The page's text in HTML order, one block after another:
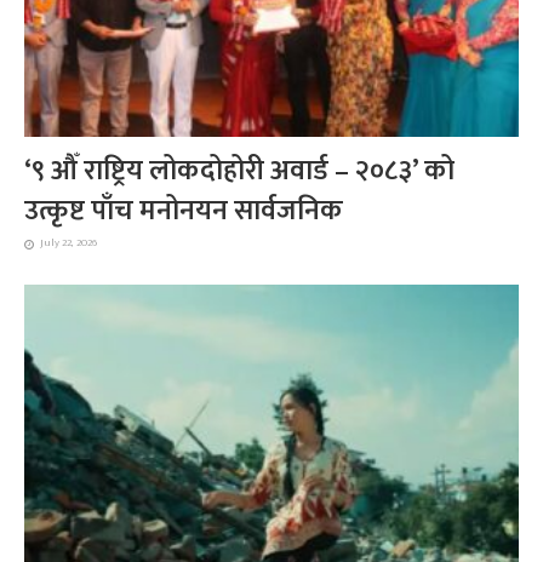
‘९ औँ राष्ट्रिय लोकदोहोरी अवार्ड – २०८३’ को
उत्कृष्ट पाँच मनोनयन सार्वजनिक
July 22, 2026